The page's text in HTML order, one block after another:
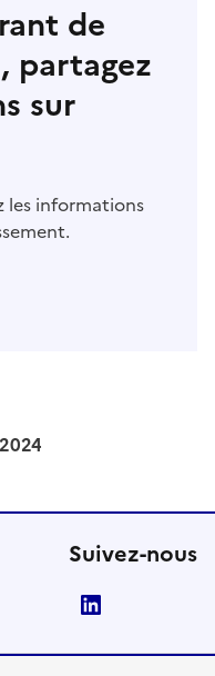
de
partagez
sur
les informations
Suivez-nous